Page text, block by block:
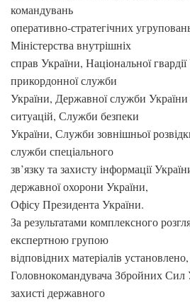
командувань
оперативно-стратегічних
Міністерства внутрішніх
справ України, Національної
прикордонної служби
України, Державної служби
ситуацій, Служби безпеки
України, Служби зовнішньої
служби спеціального
зв’язку та захисту інформації
державної охорони України,
Офісу Президента України.
За результатами комплексного
експертною групою
відповідних матеріалів
Головнокомандувача Збройних Сил
захисті державного